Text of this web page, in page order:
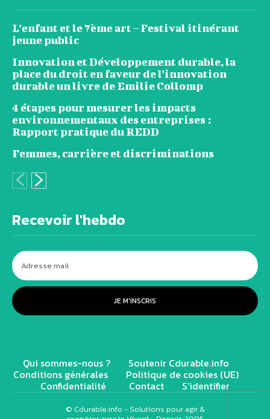
L’enfant et le 7ème art – Festival itinérant
jeune public
Innovation et Développement durable, la
place du droit en faveur de l’innovation
durable un livre de Emilie Collomp
4 étapes pour mesurer les impacts
environnementaux des entreprises :
Rapport pratique du REDD
Femmes, carrière et discriminations
Recevoir l'hebdo
JE M'INSCRIS
Qui sommes-nous ? Soutenir Cdurable.info
Conditions générales Politique de cookies (UE)
Confidentialité Contact S’identifier
© Cdurable.info - Solutions pour agir &